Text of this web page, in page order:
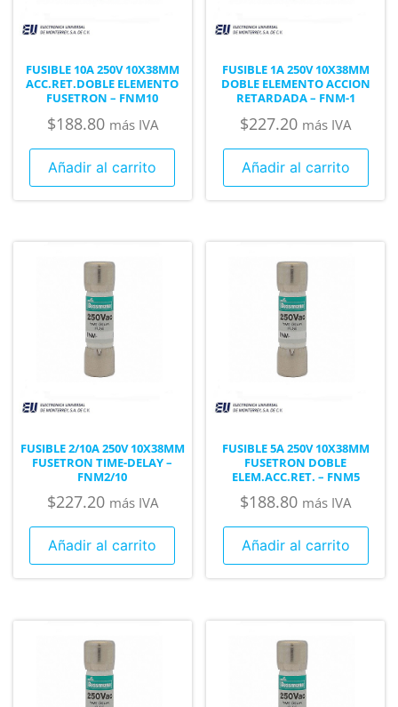
FUSIBLE 10A 250V 10X38MM
ACC.RET.DOBLE ELEMENTO
FUSETRON – FNM10
$188.80 más IVA
Añadir al carrito
FUSIBLE 1A 250V 10X38MM
DOBLE ELEMENTO ACCION
RETARDADA – FNM-1
$227.20 más IVA
Añadir al carrito
FUSIBLE 2/10A 250V 10X38MM
FUSETRON TIME-DELAY –
FNM2/10
$227.20 más IVA
Añadir al carrito
FUSIBLE 5A 250V 10X38MM
FUSETRON DOBLE
ELEM.ACC.RET. – FNM5
$188.80 más IVA
Añadir al carrito